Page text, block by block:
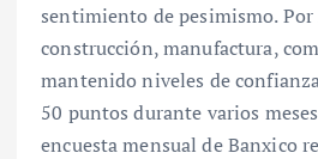
sentimiento de pesimismo. Por
construcción, manufactura,
mantenido niveles de
50 puntos durante varios
encuesta mensual de Banxico